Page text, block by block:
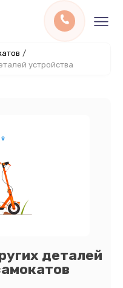
/
устройства
деталей